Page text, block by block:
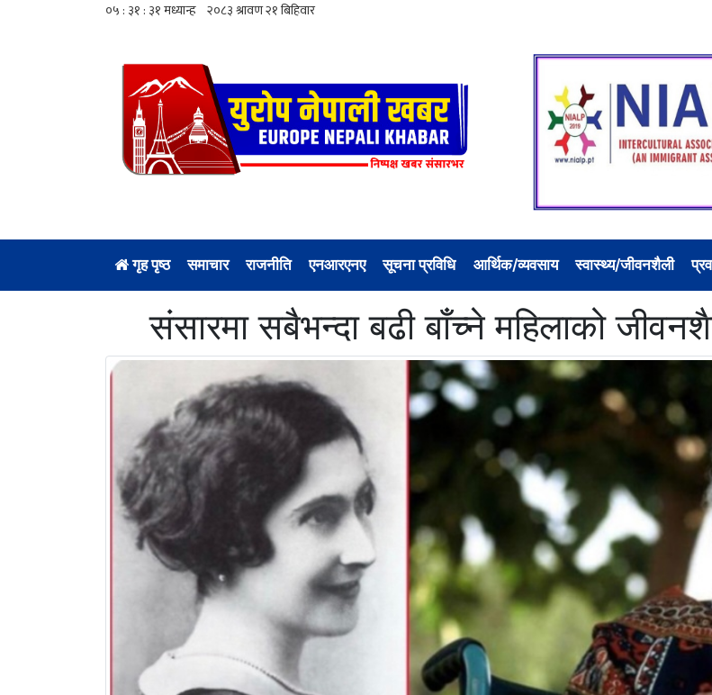
गृह पृष्ठ समाचार राजनीति एनआरएनए सूचना प्रविधि आर्थिक/व्यवसाय स्वास्थ्य/जीवनशैली
संसारमा सबैभन्दा बढी बाँच्ने महिलाको